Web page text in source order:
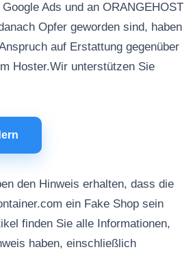
Ads und an ORANGEHOST
Opfer geworden sind, haben
auf Erstattung gegenüber
Hoster.Wir unterstützen Sie
den Hinweis erhalten, dass die
ein Fake Shop sein
finden Sie alle Informationen,
haben, einschließlich